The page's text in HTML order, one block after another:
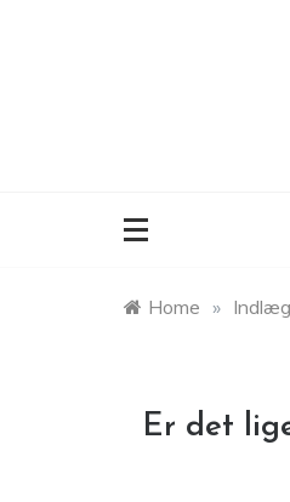
Home » Indlæg
Er det